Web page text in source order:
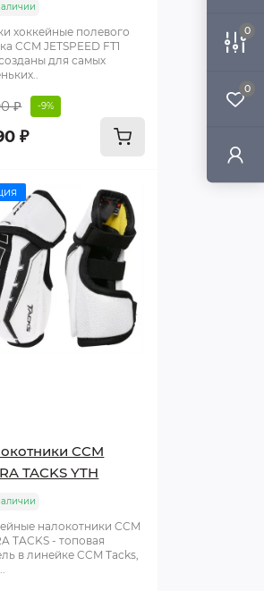
0
0
хоккейные полевого
CCM JETSPEED FT1
для самых
₽ -9%
₽
CCM
TACKS YTH
налокотники CCM
TACKS - топовая
в линейке CCM Tacks,